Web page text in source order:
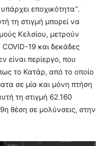
εποχικότητα”.
τη στιγμή μπορεί να
Κελσίου, μετρούν
19 και δεκάδες
είναι περίεργο, που
το Κατάρ, από το οποίο
σε μία και μόνη πτήση
τη στιγμή 62.160
θέση σε μολύνσεις, στην